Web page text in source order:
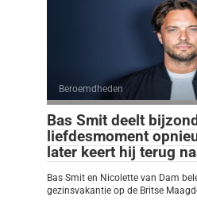
Beroemdheden
Bas Smit deelt
liefdesmoment
later keert hij terug
Bas Smit en Nicolette van Dam
gezinsvakantie op de Britse